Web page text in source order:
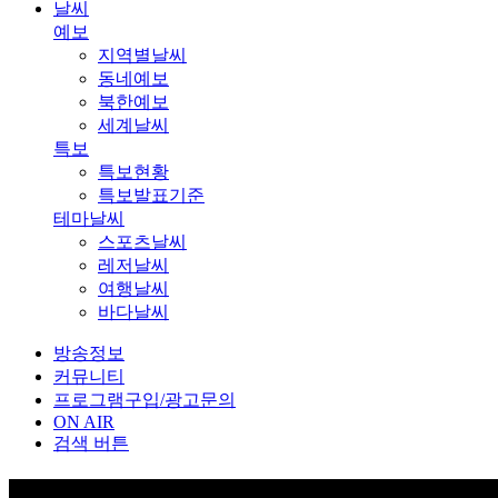
날씨
예보
지역별날씨
동네예보
북한예보
세계날씨
특보
특보현황
특보발표기준
테마날씨
스포츠날씨
레저날씨
여행날씨
바다날씨
방송정보
커뮤니티
프로그램구입/광고문의
ON AIR
검색 버튼